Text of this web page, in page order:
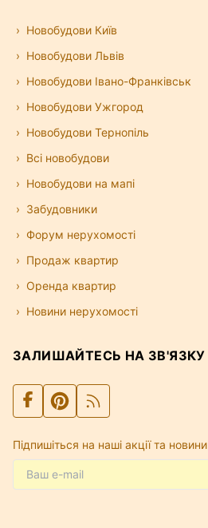
Новобудови Київ
Новобудови Львів
Новобудови Івано-Франківськ
Новобудови Ужгород
Новобудови Тернопіль
Всі новобудови
Новобудови на мапі
Забудовники
Форум нерухомості
Продаж квартир
Оренда квартир
Новини нерухомості
ЗАЛИШАЙТЕСЬ НА ЗВ'ЯЗКУ
Підпишіться на наші акції та новини